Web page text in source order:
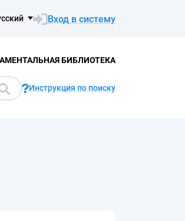
Вход в систему
БИБЛИОТЕКА
Инструкция по поиску